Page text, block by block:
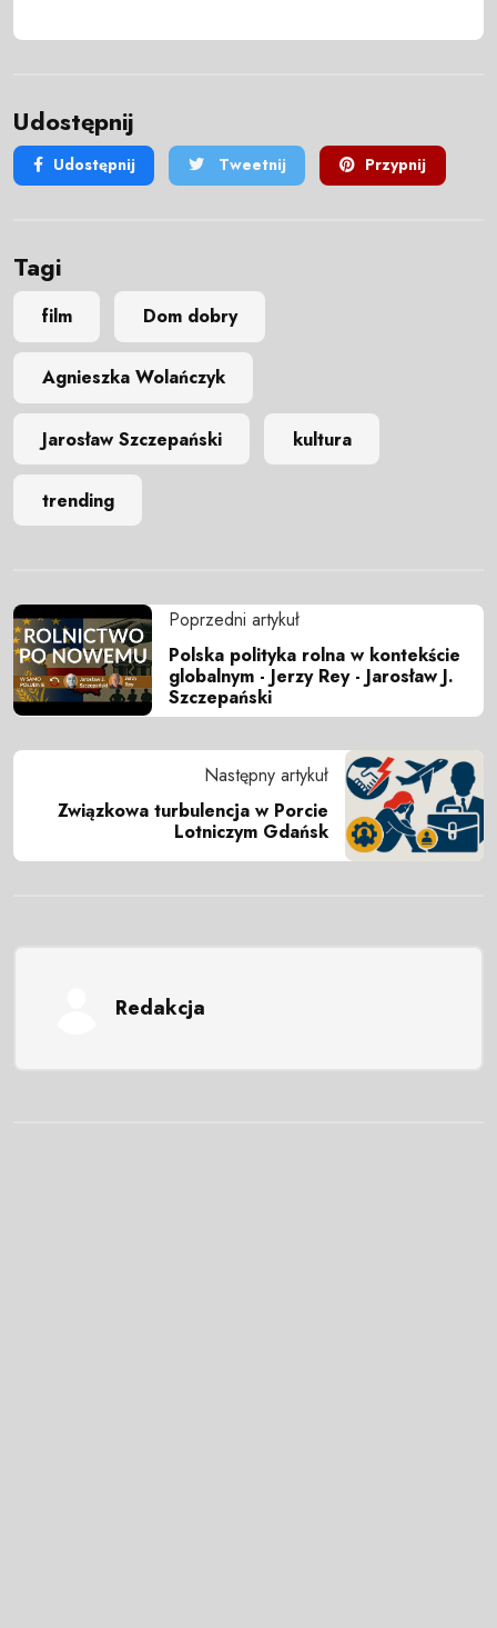
Udostępnij
Udostępnij Tweetnij Przypnij
Tagi
film Dom dobry
Agnieszka Wolańczyk
Jarosław Szczepański kultura
trending
Poprzedni artykuł
Polska polityka rolna w kontekście
globalnym - Jerzy Rey - Jarosław J.
Szczepański
Następny artykuł
Związkowa turbulencja w Porcie
Lotniczym Gdańsk
Redakcja